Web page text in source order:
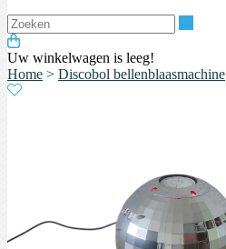
Uw winkelwagen is leeg!
Home > Discobol bellenblaasmachine